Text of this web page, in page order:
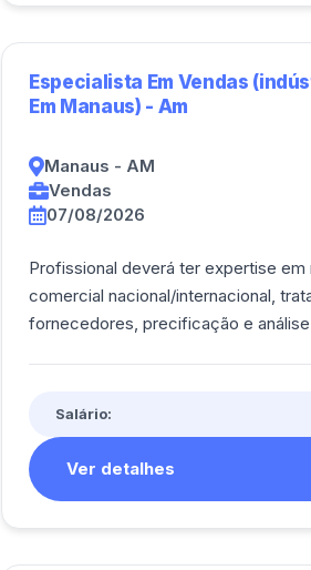
Especialista Em Vendas
Em Manaus) - Am
Manaus - AM
Vendas
07/08/2026
Profissional deverá ter expertise em
comercial nacional/internacional,
fornecedores, precificação e
Salário:
Ver detalhes